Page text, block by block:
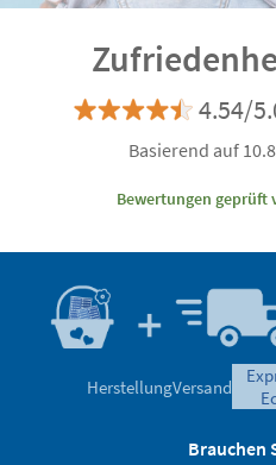
4.54/
Basierend auf
Bewertungen geprüft
HerstellungVersand
Brauchen